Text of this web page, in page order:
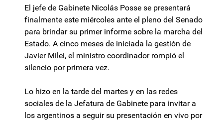
El jefe de Gabinete Nicolás Posse se presentará
finalmente este miércoles ante el pleno del Senado
para brindar su primer informe sobre la marcha del
Estado. A cinco meses de iniciada la gestión de
Javier Milei, el ministro coordinador rompió el
silencio por primera vez.
Lo hizo en la tarde del martes y en las redes
sociales de la Jefatura de Gabinete para invitar a
los argentinos a seguir su presentación en vivo por